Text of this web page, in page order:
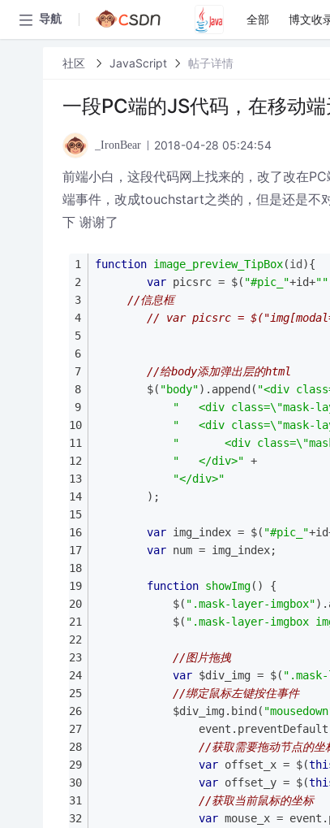
导航 全部 博文收
社区 JavaScript 帖子详情
一段PC端的JS代码，在移动
_IronBear 2018-04-28 05:24:54
前端小白，这段代码网上找来的，改了改在
端事件，改成touchstart之类的，但是还是不
下 谢谢了
function image_preview_TipBox(id ){
var picsrc = $( "#pic_"+id+""
//信息框
// var picsrc =
//给body添加弹出层的html
        $(
"body").append( "<div
"   <div class=\"mask-
"   <div class=\"mask-
"       <div
"   </div>" +
"</div>"
        );
var img_index = $( "#pic_"
var num = img_index;
function showImg( ) {
            $(
".mask-layer-imgbox"
            $(
".mask-layer-imgbox
//图片拖拽
var $div_img = $(
//绑定鼠标左键按住事件
            $div_img.bind(
//获取需要拖动节点的坐
var offset_x = $(
var offset_y = $(
//获取当前鼠标的坐标
var mouse_x =